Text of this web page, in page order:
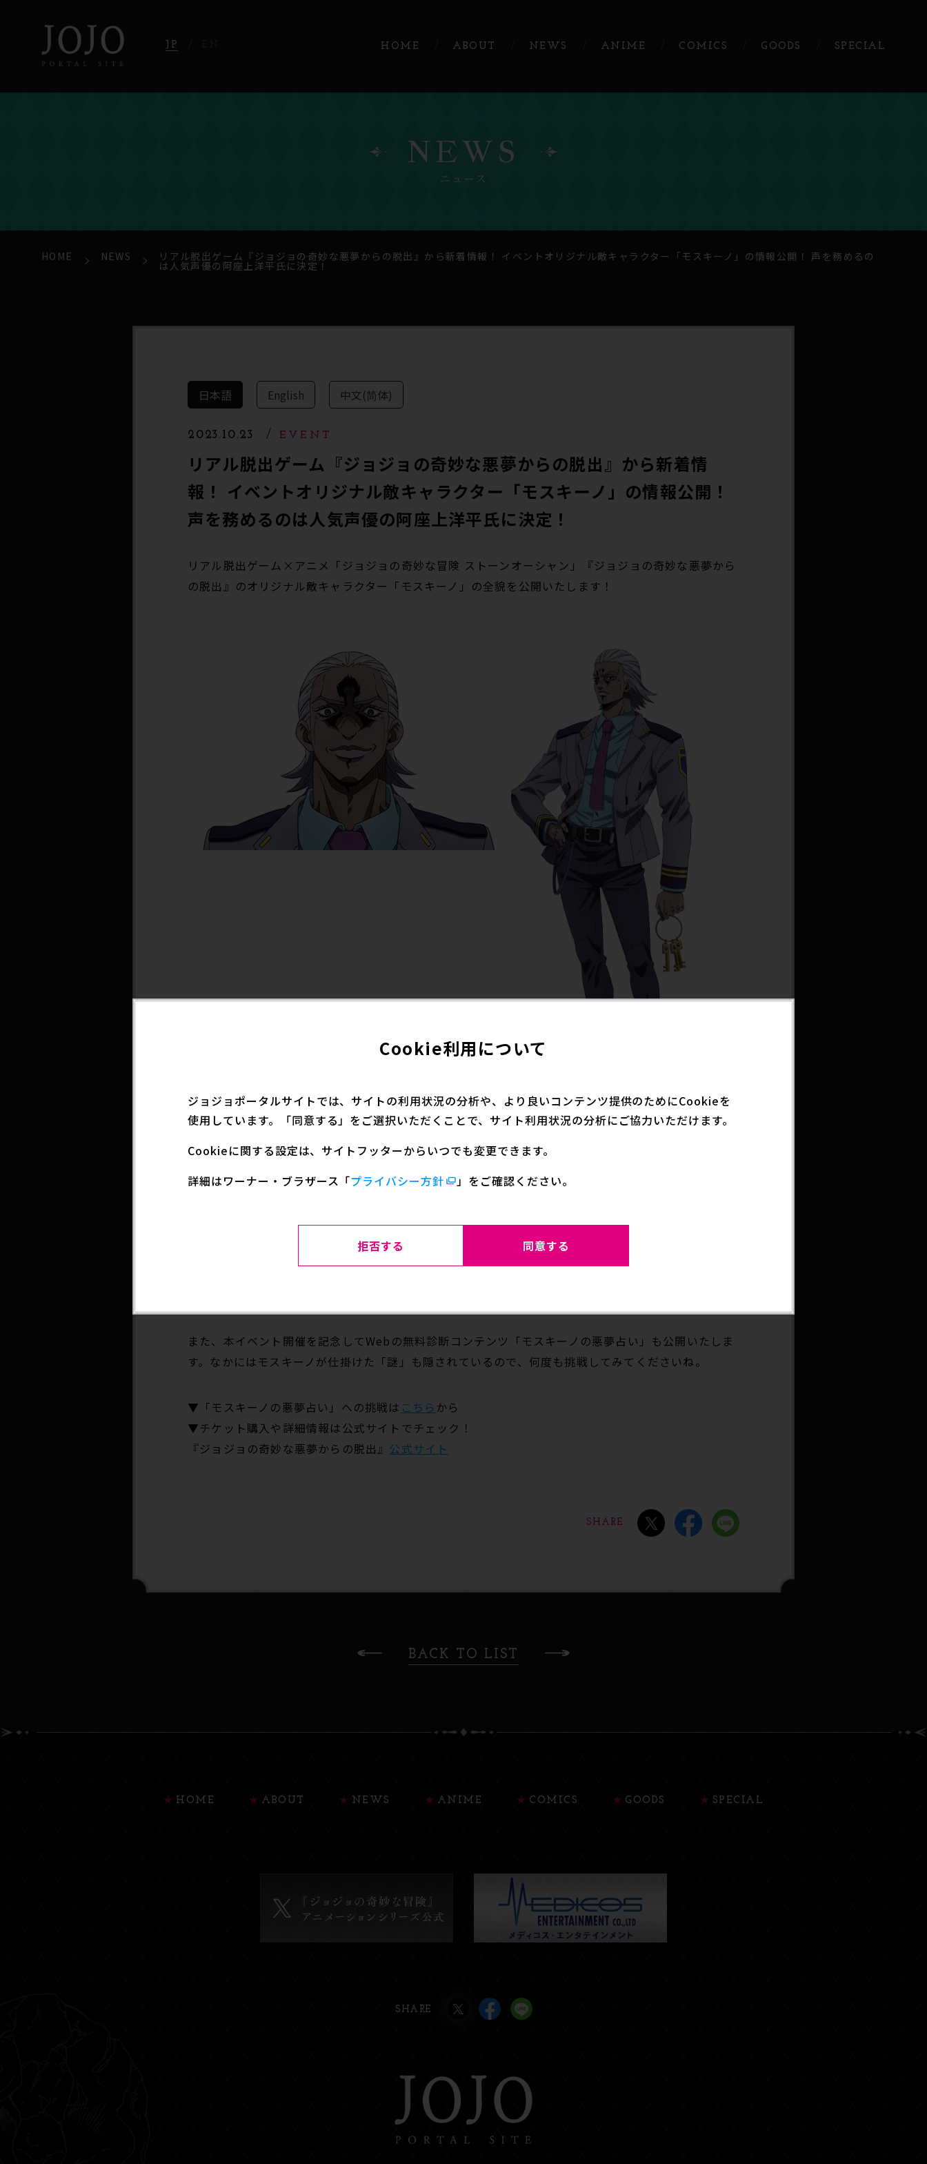
JP HOME ABOUT NEWS ANIME COMICS GOODS SPECIAL
NEWS
ニュース
HOME NEWS リアル脱出ゲーム『ジョジョの奇妙な悪夢からの脱出』から新着情報！ イベントオリジナル敵キャラクター「モスキーノ」の情報公開！ 声を務めるの
は人気声優の阿座上洋平氏に決定！
日本語 English 中文(简体)
2023.10.23 EVENT
リアル脱出ゲーム『ジョジョの奇妙な悪夢からの脱出』から新着情
報！ イベントオリジナル敵キャラクター「モスキーノ」の情報公開！
声を務めるのは人気声優の阿座上洋平氏に決定！
リアル脱出ゲーム×アニメ「ジョジョの奇妙な冒険 ストーンオーシャン」『ジョジョの奇妙な悪夢から
の脱出』のオリジナル敵キャラクター「モスキーノ」の全貌を公開いたします！
れています。DISCを入れられる前からわずかな規律違反も許さない「鬼看守」として囚人たちから恐れ
夢の世界の刑務所に対象者を閉じ込めるという能力を持ち、徐倫たちを追い詰めます。
また、本イベント開催を記念してWebの無料診断コンテンツ「モスキーノの悪夢占い」も公開いたしま
す。なかにはモスキーノが仕掛けた「謎」も隠されているので、何度も挑戦してみてくださいね。
▼「モスキーノの悪夢占い」への挑戦は こちら から
▼チケット購入や詳細情報は公式サイトでチェック！
『ジョジョの奇妙な悪夢からの脱出』 公式サイト
SHARE
BACK TO LIST
HOME ABOUT NEWS ANIME COMICS GOODS SPECIAL
SHARE
Cookie利用について
ジョジョポータルサイトでは、サイトの利用状況の分析や、より良いコンテンツ提供のためにCookieを
使用しています。「同意する」をご選択いただくことで、サイト利用状況の分析にご協力いただけます。
Cookieに関する設定は、サイトフッターからいつでも変更できます。
詳細はワーナー・ブラザース 「プライバシー方針 」をご確認ください。
拒否する 同意する